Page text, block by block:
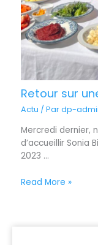
Retour sur
Actu / Pardp-
Mercredi dernier,
d’accueillir Sonia
2023 ...
Read More »